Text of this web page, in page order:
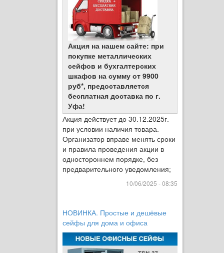
Акция на нашем сайте: при
покупке металлических
сейфов и бухгалтерских
шкафов на сумму от 9900
руб*, предоставляется
бесплатная доставка по г.
Уфа!
Акция действует до 30.12.2025г.
при условии наличия товара.
Организатор вправе менять сроки
и правила проведения акции в
одностороннем порядке, без
предварительного уведомления;
10/06/2025 - 08:35
НОВИНКА. Простые и дешёвые
сейфы для дома и офиса